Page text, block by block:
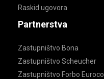
Raskid ugovora
Partnerstva
Zastupništvo Bona
Zastupništvo Scheucher
Zastupništvo Forbo Eurocol